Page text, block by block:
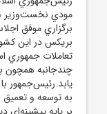
مودي نخست‌وزير
برگزاري موفق
بريکس در اين
تعاملات جمهوري
چندجانبه
يابد.رئيس‌جمهور
به توسعه و تعميق